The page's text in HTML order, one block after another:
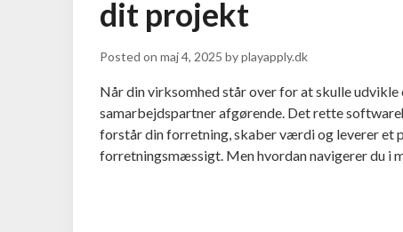
dit projekt
Posted on maj 4, 2025 byplayapply.dk
Når din virksomhed står over for at skulle
samarbejdspartner afgørende. Det rette
forstår din forretning, skaber værdi og leverer et
forretningsmæssigt. Men hvordan navigerer du i